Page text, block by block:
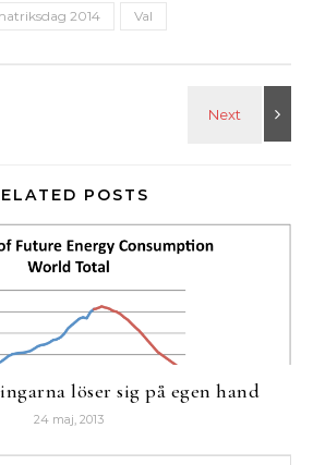
2014 Val
POSTS
löser sig på egen hand
24 maj, 2013